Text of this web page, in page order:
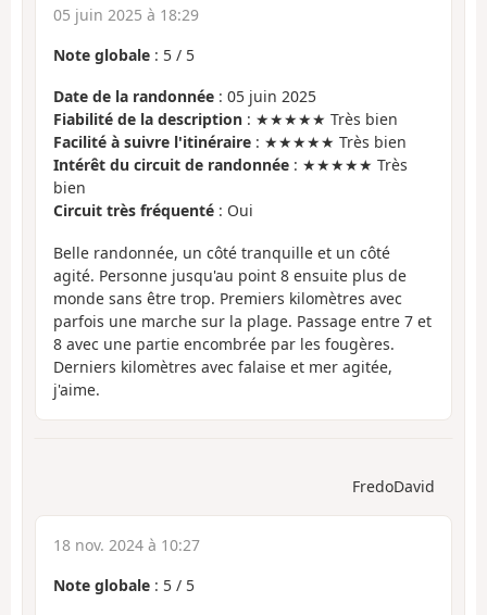
05 juin 2025 à 18:29
Note globale : 5 / 5
Date de la randonnée : 05 juin 2025
Fiabilité de la description : ★★★★★ Très bien
Facilité à suivre l'itinéraire : ★★★★★ Très bien
Intérêt du circuit de randonnée : ★★★★★ Très
bien
Circuit très fréquenté : Oui
Belle randonnée, un côté tranquille et un côté
agité. Personne jusqu'au point 8 ensuite plus de
monde sans être trop. Premiers kilomètres avec
parfois une marche sur la plage. Passage entre 7 et
8 avec une partie encombrée par les fougères.
Derniers kilomètres avec falaise et mer agitée,
j'aime.
FredoDavid
18 nov. 2024 à 10:27
Note globale : 5 / 5